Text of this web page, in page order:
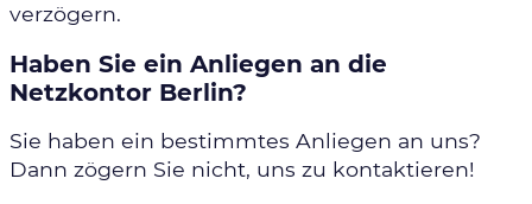
verzögern.
Haben Sie ein Anliegen an die
Netzkontor Berlin?
Sie haben ein bestimmtes Anliegen an uns?
Dann zögern Sie nicht, uns zu kontaktieren!